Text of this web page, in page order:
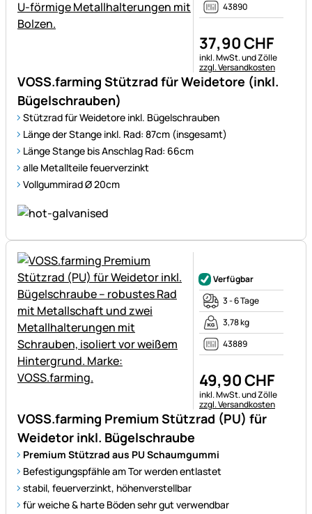
VOSS.farming Stützrad für Weidetore (inkl.
Bügelschrauben)
Stützrad für Weidetore inkl. Bügelschrauben
Länge der Stange inkl. Rad: 87cm (insgesamt)
Länge Stange bis Anschlag Rad: 66cm
alle Metallteile feuerverzinkt
Vollgummirad Ø 20cm
43890
37,90CHF
Steuerhinweis:
inkl. MwSt. und Zölle
zzgl. Versandkosten
VOSS.farming Premium Stützrad (PU) für
Weidetor inkl. Bügelschraube
Premium Stützrad aus PU Schaumgummi
Befestigungspfähle am Tor werden entlastet
stabil, feuerverzinkt, höhenverstellbar
für weiche & harte Böden sehr gut verwendbar
Verfügbar
3 - 6 Tage
3,78 kg
43889
49,90CHF
Steuerhinweis:
inkl. MwSt. und Zölle
zzgl. Versandkosten